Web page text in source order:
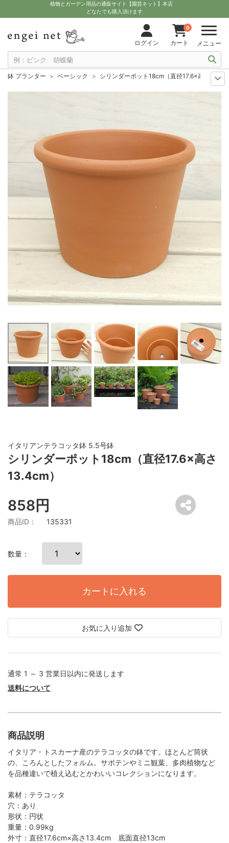
植物とガーデン用品の通販サイト【園芸ネット】本店
どなたでも購入頂けます
ログイン
0
カート メニュー
鉢 プランター ベーシック
シリンダーポット18cm（直径17.6×高さ
11月中下旬予約
グッズ・資材
シリンダーポット18cm（直径17.6×高さ
イタリアンテラコッタ鉢 5.5号鉢
シリンダーポット18cm（直径17.6×高さ
13.4cm）
858円
商品ID： 135331
数量：
カートに入れる
お気に入り追加
通常 1 ～ 3 営業日以内に発送します
送料について
商品説明
イタリア・トスカーナ産のテラコッタの鉢です。ほとんど筒状
の、ころんとしたフォルム。サボテンやミニ観葉、多肉植物など
を品種違いで植え込むとかわいいコレクションになります。
素材：テラコッタ
穴：あり
形状：円状
重量：0.99kg
外寸：直径17.6cm×高さ13.4cm 底面直径13cm